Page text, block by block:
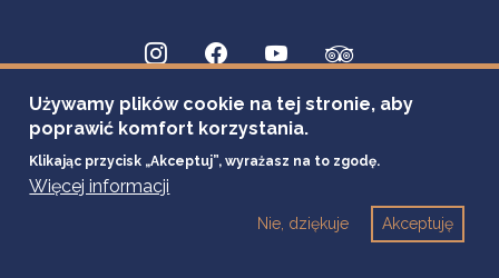
Używamy plików cookie na tej stronie, aby
poprawić komfort korzystania.
Klikając przycisk „Akceptuj”, wyrażasz na to zgodę.
Więcej informacji
Akceptuję
Nie, dziękuje